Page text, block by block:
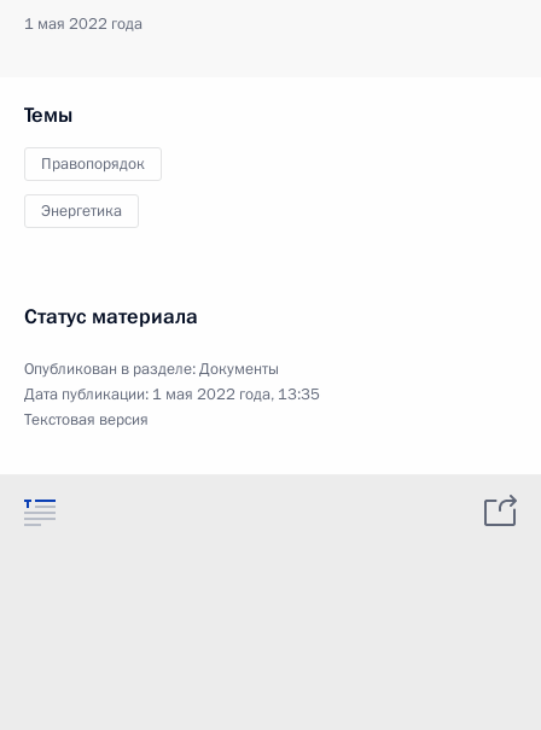
1 мая 2022 года
Темы
Правопорядок
Энергетика
Статус материала
Опубликован в разделе:Документы
Дата публикации: 1 мая 2022 года, 13:35
Текстовая версия